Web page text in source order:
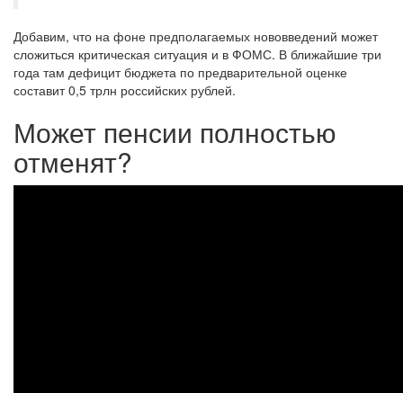
Добавим, что на фоне предполагаемых нововведений может
сложиться критическая ситуация и в ФОМС. В ближайшие три
года там дефицит бюджета по предварительной оценке
составит 0,5 трлн российских рублей.
Может пенсии полностью
отменят?